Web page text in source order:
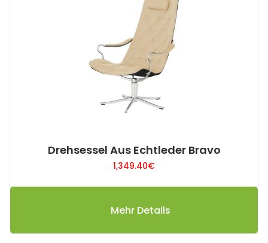
Drehsessel Aus Echtleder Bravo
1,349.40€
Mehr Details